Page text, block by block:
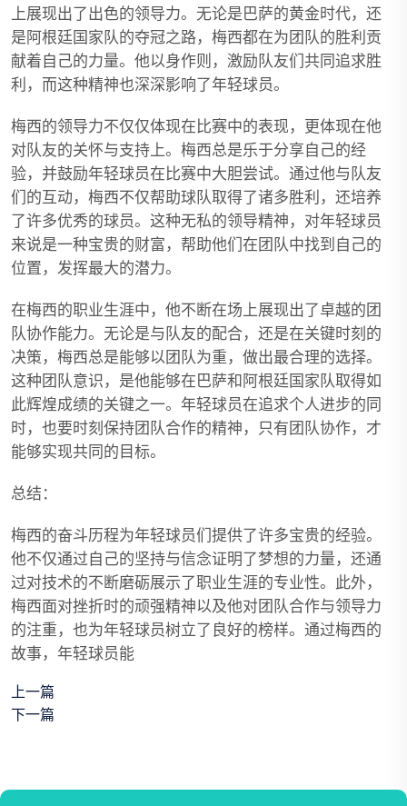
上展现出了出色的领导力。无论是巴萨的黄金时代，还
是阿根廷国家队的夺冠之路，梅西都在为团队的胜利贡
献着自己的力量。他以身作则，激励队友们共同追求胜
利，而这种精神也深深影响了年轻球员。
梅西的领导力不仅仅体现在比赛中的表现，更体现在他
对队友的关怀与支持上。梅西总是乐于分享自己的经
验，并鼓励年轻球员在比赛中大胆尝试。通过他与队友
们的互动，梅西不仅帮助球队取得了诸多胜利，还培养
了许多优秀的球员。这种无私的领导精神，对年轻球员
来说是一种宝贵的财富，帮助他们在团队中找到自己的
位置，发挥最大的潜力。
在梅西的职业生涯中，他不断在场上展现出了卓越的团
队协作能力。无论是与队友的配合，还是在关键时刻的
决策，梅西总是能够以团队为重，做出最合理的选择。
这种团队意识，是他能够在巴萨和阿根廷国家队取得如
此辉煌成绩的关键之一。年轻球员在追求个人进步的同
时，也要时刻保持团队合作的精神，只有团队协作，才
能够实现共同的目标。
总结：
梅西的奋斗历程为年轻球员们提供了许多宝贵的经验。
他不仅通过自己的坚持与信念证明了梦想的力量，还通
过对技术的不断磨砺展示了职业生涯的专业性。此外，
梅西面对挫折时的顽强精神以及他对团队合作与领导力
的注重，也为年轻球员树立了良好的榜样。通过梅西的
故事，年轻球员能
上一篇
下一篇